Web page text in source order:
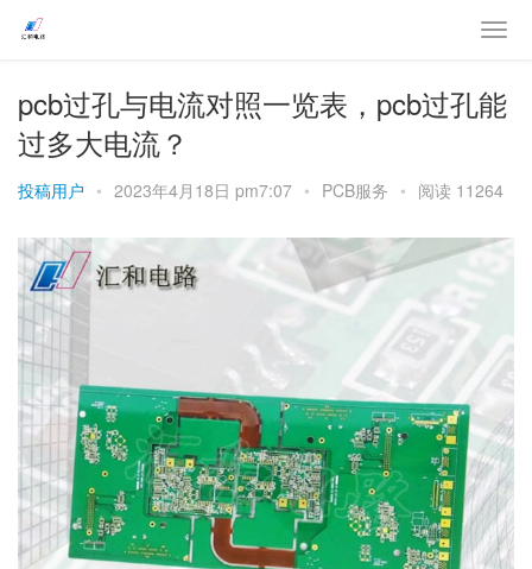
pcb过孔与电流对照一览表，pcb过孔能
过多大电流？
投稿用户 • 2023年4月18日 pm7:07 • PCB服务 • 阅读 11264